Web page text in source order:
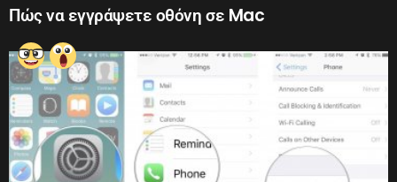
Πώς να εγγράψετε οθόνη σε Mac